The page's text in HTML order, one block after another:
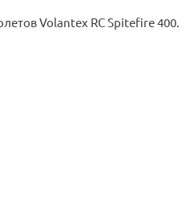
Volantex RC Spitefire 400.